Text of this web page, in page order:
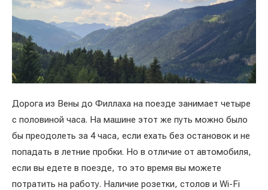
Дорога из Вены до Филлаха на поезде занимает четыре
с половиной часа. На машине этот же путь можно было
бы преодолеть за 4 часа, если ехать без остановок и не
попадать в летние пробки. Но в отличие от автомобиля,
если вы едете в поезде, то это время вы можете
потратить на работу. Наличие розетки, столов и Wi-Fi